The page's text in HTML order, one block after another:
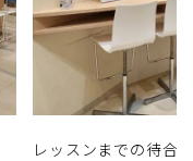
レッスンまでの待合